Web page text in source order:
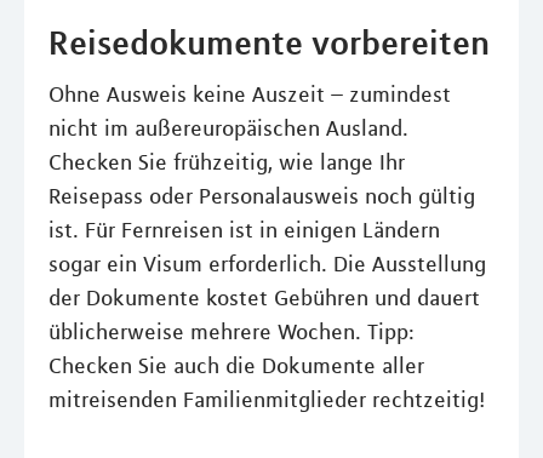
Reisedokumente vorbereiten
Ohne Ausweis keine Auszeit – zumindest
nicht im außereuropäischen Ausland.
Checken Sie frühzeitig, wie lange Ihr
Reisepass oder Personalausweis noch gültig
ist. Für Fernreisen ist in einigen Ländern
sogar ein Visum erforderlich. Die Ausstellung
der Dokumente kostet Gebühren und dauert
üblicherweise mehrere Wochen. Tipp:
Checken Sie auch die Dokumente aller
mitreisenden Familienmitglieder rechtzeitig!